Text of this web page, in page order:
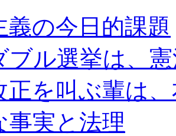
義の今日的課題
ブル選挙は、
正を叫ぶ輩は
事実と法理